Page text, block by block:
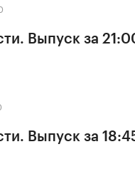
Выпуск за
Выпуск за